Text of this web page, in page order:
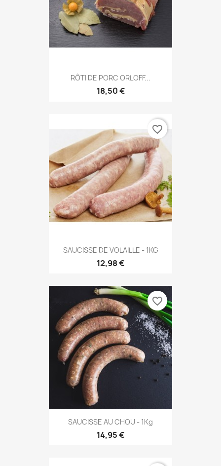
RÔTI DE PORC ORLOFF...
18,50 €
SAUCISSE DE VOLAILLE - 1KG
12,98 €
favorite_border
SAUCISSE AU CHOU - 1Kg
14,95 €
favorite_border